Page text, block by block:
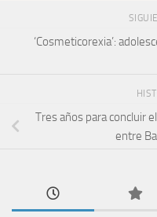
‘Cosmeticorexia’:
Tres años para concluir
entre